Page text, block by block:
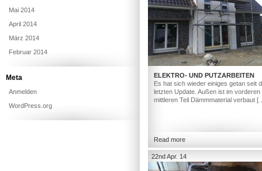
ELEKTRO- UND PUTZARBEITEN
Es hat sich wieder einiges getan seit
letzten Update. Außen ist im vorderen
mittleren Teil Dämmmaterial verbaut
Read more
22nd Apr. 14
Mai 2014
April 2014
März 2014
Februar 2014
Meta
Anmelden
WordPress.org